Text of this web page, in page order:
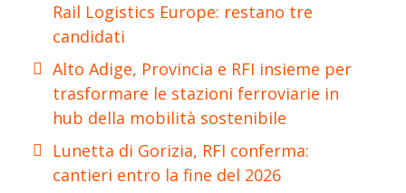
Rail Logistics Europe: restano tre
candidati
Alto Adige, Provincia e RFI insieme per
trasformare le stazioni ferroviarie in
hub della mobilità sostenibile
Lunetta di Gorizia, RFI conferma:
cantieri entro la fine del 2026